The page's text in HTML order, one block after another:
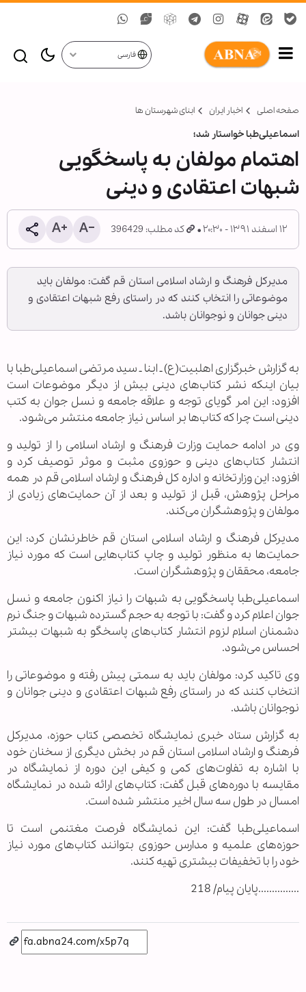
فارسی
صفحه اصلی اخبار ایران ابنای شهرستان ها
اسماعیلی‌طبا خواستار شد؛
اهتمام مولفان به پاسخگویی
شبهات اعتقادی و دینی
۱۲ اسفند ۱۳۹۱ - ۲۰:۳۰ کد مطلب: 396429
مدیرکل فرهنگ و ارشاد اسلامی استان قم گفت: مولفان باید
موضوعاتی را انتخاب کنند که در راستای رفع شبهات اعتقادی و
دینی جوانان و نوجوانان باشد.
به گزارش خبرگزاری اهل‏بیت(ع) ـ ابنا ـ سید مرتضی اسماعیلی‌طبا با
بیان اینکه نشر کتاب‌های دینی بیش از دیگر موضوعات است
افزود: این امر گویای توجه و علاقه جامعه و نسل جوان به کتب
دینی است چرا که کتاب‌ها بر اساس نیاز جامعه منتشر می‌شود.
وی در ادامه حمایت وزارت فرهنگ و ارشاد اسلامی را از تولید و
انتشار کتاب‌های دینی و حوزوی مثبت و موثر توصیف کرد و
افزود: این وزارتخانه و اداره کل فرهنگ و ارشاد اسلامی قم در همه
مراحل پژوهش، قبل از تولید و بعد از آن حمایت‌های زیادی از
مولفان و پژوهشگران می‌کند.
مدیرکل فرهنگ و ارشاد اسلامی استان قم خاطرنشان کرد: این
حمایت‌ها به منظور تولید و چاپ کتاب‌هایی است که مورد نیاز
جامعه، محققان و پژوهشگران است.
اسماعیلی‌طبا پاسخگویی به شبهات را نیاز اکنون جامعه و نسل
جوان اعلام کرد و گفت: با توجه به حجم گسترده شبهات و جنگ نرم
دشمنان اسلام لزوم انتشار کتاب‌های پاسخگو به شبهات بیشتر
احساس می‌شود.
وی تاکید کرد: مولفان باید به سمتی پیش رفته و موضوعاتی را
انتخاب کنند که در راستای رفع شبهات اعتقادی و دینی جوانان و
نوجوانان باشد.
به گزارش ستاد خبری نمایشگاه تخصصی کتاب حوزه، مدیرکل
فرهنگ و ارشاد اسلامی استان قم در بخش دیگری از سخنان خود
با اشاره به تفاوت‌های کمی و کیفی این دوره از نمایشگاه در
مقایسه با دوره‌های قبل گفت: کتاب‌های ارائه شده در نمایشگاه
امسال در طول سه سال اخیر منتشر شده است.
اسماعیلی‌طبا گفت: این نمایشگاه فرصت مغتنمی است تا
حوزه‌های علمیه و مدارس حوزوی بتوانند کتاب‌های مورد نیاز
خود را با تخفیفات بیشتری تهیه کنند.
...............پایان پیام/ 218